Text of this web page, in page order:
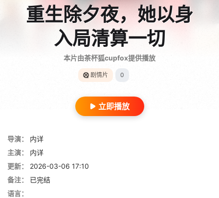
重生除夕夜，她以身
入局清算一切
本片由茶杯狐cupfox提供播放
剧情片 0
立即播放
导演：
内详
主演：
内详
更新：
2026-03-06 17:10
备注：
已完结
语言：